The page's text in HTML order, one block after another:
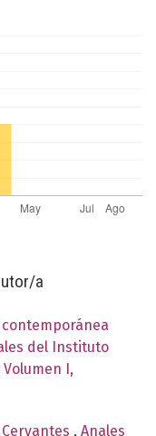
a
del Instituto
I,
, Anales